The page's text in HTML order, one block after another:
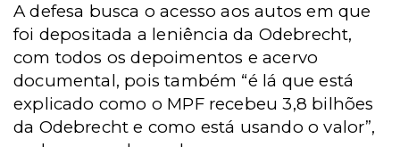
A defesa busca o acesso aos autos em que
foi depositada a leniência da Odebrecht,
com todos os depoimentos e acervo
documental, pois também “é lá que está
explicado como o MPF recebeu 3,8 bilhões
da Odebrecht e como está usando o valor”,